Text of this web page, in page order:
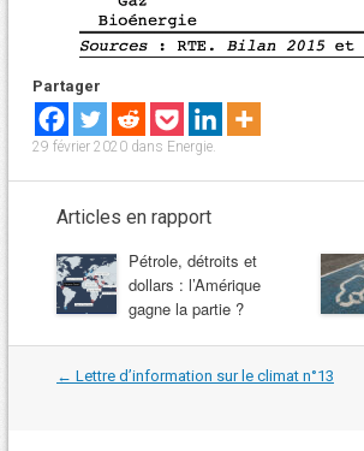
Partager
29 février 2020 dans Energie
Articles en rapport
Pétrole, détroits et
dollars : l’Amérique
gagne la partie ?
Navigation
dans
← Lettre d’information sur le climat n°13